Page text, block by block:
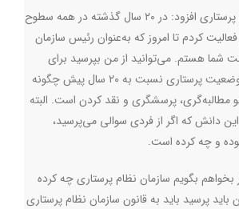
رئیس‌کل سازمان نظام پرستاری افزود:‌ در ۲۰ سال گذشته در همه سطوح
کردم تا امروز که به‌عنوان رئیس سازمان
شما هستم. می‌توانید از من بپرسید برای
پرستاری چه کردید و وضعیت پرستاری نسبت به ۲۰ سال پیش چگونه
پرسشگری و نقد کردن است. البته
دانش که اگر از فردی سوالی می‌پرسید،
و چه کرده است.
بخواهم بگویم سازمان نظام پرستاری چه کرده
پرسید باید به قانون سازمان نظام پرستاری